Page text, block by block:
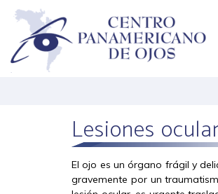
Lesiones
El ojo es un órgano frágil y
gravemente por un